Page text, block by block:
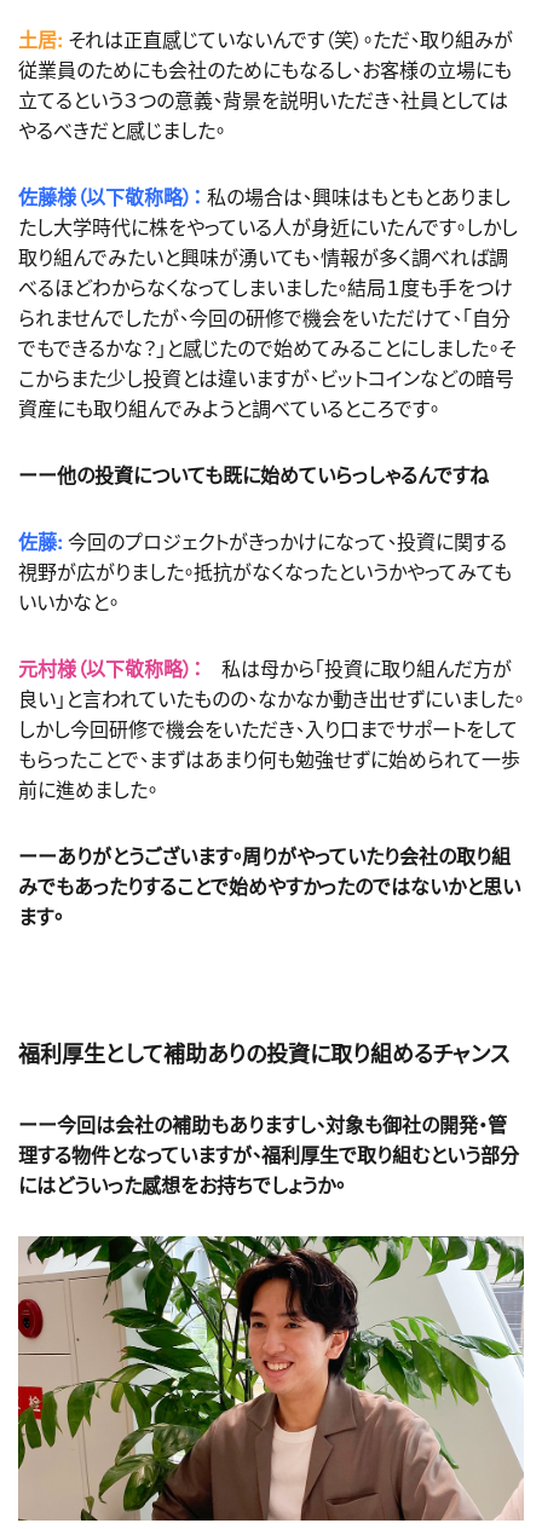
土居: それは正直感じていないんです（笑）。ただ、取り組みが
従業員のためにも会社のためにもなるし、お客様の立場にも
立てるという３つの意義、背景を説明いただき、社員としては
やるべきだと感じました。
佐藤様（以下敬称略）： 私の場合は、興味はもともとありまし
たし大学時代に株をやっている人が身近にいたんです。しかし
取り組んでみたいと興味が湧いても、情報が多く調べれば調
べるほどわからなくなってしまいました。結局１度も手をつけ
られませんでしたが、今回の研修で機会をいただけて、「自分
でもできるかな？」と感じたので始めてみることにしました。そ
こからまた少し投資とは違いますが、ビットコインなどの暗号
資産にも取り組んでみようと調べているところです。
ーー他の投資についても既に始めていらっしゃるんですね
佐藤: 今回のプロジェクトがきっかけになって、投資に関する
視野が広がりました。抵抗がなくなったというかやってみても
いいかなと。
元村様（以下敬称略）： 私は母から「投資に取り組んだ方が
良い」と言われていたものの、なかなか動き出せずにいました。
しかし今回研修で機会をいただき、入り口までサポートをして
もらったことで、まずはあまり何も勉強せずに始められて一歩
前に進めました。
ーーありがとうございます。周りがやっていたり会社の取り組
みでもあったりすることで始めやすかったのではないかと思い
ます。
福利厚生として補助ありの投資に取り組めるチャンス
ーー今回は会社の補助もありますし、対象も御社の開発・管
理する物件となっていますが、福利厚生で取り組むという部分
にはどういった感想をお持ちでしょうか。